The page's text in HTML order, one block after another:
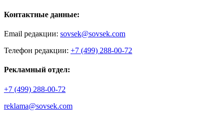
Контактные данные:
Email редакции: sovsek@sovsek.com
Телефон редакции: +7 (499) 288-00-72
Рекламный отдел:
+7 (499) 288-00-72
reklama@sovsek.com